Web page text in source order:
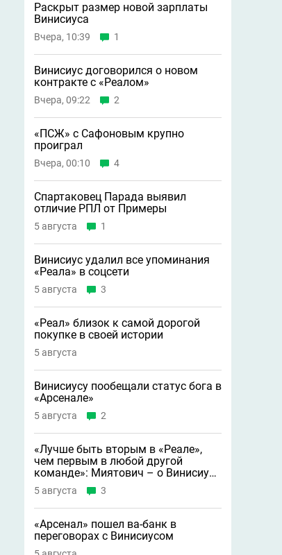
Раскрыт размер новой зарплаты
Винисиуса
Вчера, 10:39 1
Винисиус договорился о новом
контракте с «Реалом»
Вчера, 09:22 2
«ПСЖ» с Сафоновым крупно
проиграл
Вчера, 00:10 4
Спартаковец Парада выявил
отличие РПЛ от Примеры
5 августа 1
Винисиус удалил все упоминания
«Реала» в соцсети
5 августа 3
«Реал» близок к самой дорогой
покупке в своей истории
5 августа
Винисиусу пообещали статус бога в
«Арсенале»
5 августа 2
«Лучше быть вторым в «Реале»,
чем первым в любой другой
команде»: Миятович – о Винисиусе
в «Арсенале»
5 августа 3
«Арсенал» пошел ва-банк в
переговорах с Винисиусом